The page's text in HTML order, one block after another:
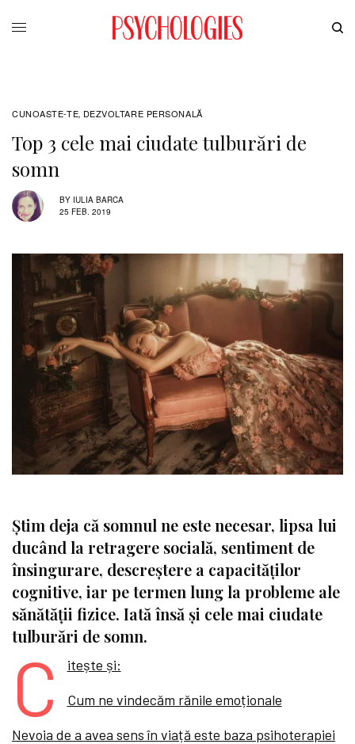
CUNOASTE-TE, DEZVOLTARE PERSONALĂ
Top 3 cele mai ciudate tulburări de
somn
BY IULIA BARCA
25 FEB. 2019
Știm deja că somnul ne este necesar, lipsa lui
ducând la retragere socială, sentiment de
însingurare, descreștere a capacităților
cognitive, iar pe termen lung la probleme ale
sănătății fizice. Iată însă și cele mai ciudate
tulburări de somn.
C
itește și:
Cum ne vindecăm rănile emoționale
Nevoia de a avea sens în viață este baza psihoterapiei